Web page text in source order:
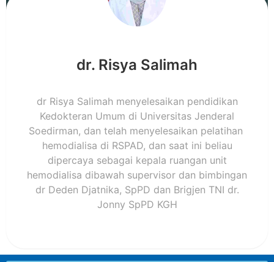
dr. Risya Salimah
dr Risya Salimah menyelesaikan pendidikan
Kedokteran Umum di Universitas Jenderal
Soedirman, dan telah menyelesaikan pelatihan
hemodialisa di RSPAD, dan saat ini beliau
dipercaya sebagai kepala ruangan unit
hemodialisa dibawah supervisor dan bimbingan
dr Deden Djatnika, SpPD dan Brigjen TNI dr.
Jonny SpPD KGH